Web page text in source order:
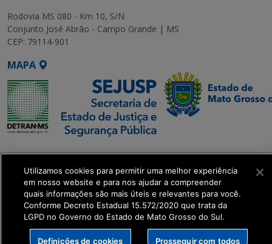
Rodovia MS 080 - Km 10, S/N
Conjunto José Abrão - Campo Grande | MS
CEP: 79114-901
MAPA
SETDIG | Secretaria-
Executiva de
Transformação Digital
get_footer();
Utilizamos cookies para permitir uma melhor experiência
em nosso website e para nos ajudar a compreender
quais informações são mais úteis e relevantes para você.
Conforme Decreto Estadual 15.572/2020 que trata da
LGPD no Governo do Estado de Mato Grosso do Sul.
Definições de cookies Prosseguir com todos